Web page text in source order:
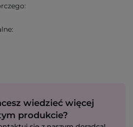
wiedzieć więcej
produkcie?